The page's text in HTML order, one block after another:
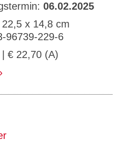
06.02.2025
x 14,8 cm
96739-229-6
| € 22,70 (A)